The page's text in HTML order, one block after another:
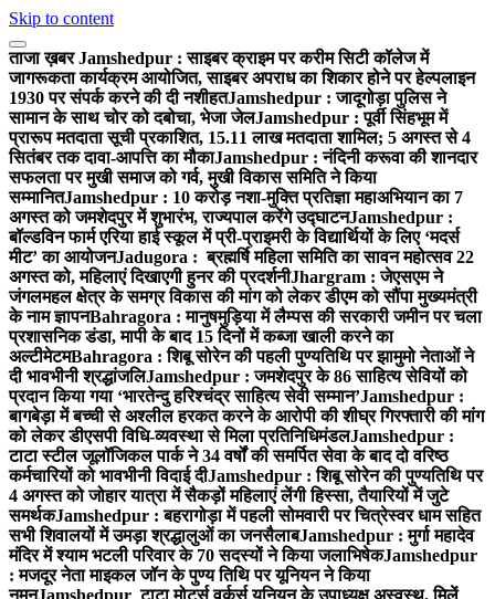
Skip to content
ताजा ख़बरJamshedpur : साइबर क्राइम पर करीम सिटी कॉलेज में
जागरूकता कार्यक्रम आयोजित, साइबर अपराध का शिकार होने पर हेल्पलाइन
1930 पर संपर्क करने की दी नशीहतJamshedpur : जादूगोड़ा पुलिस ने
सामान के साथ चोर को दबोचा, भेजा जेलJamshedpur : पूर्वी सिंहभूम में
प्रारूप मतदाता सूची प्रकाशित, 15.11 लाख मतदाता शामिल; 5 अगस्त से 4
सितंबर तक दावा-आपत्ति का मौकाJamshedpur : नंदिनी करूवा की शानदार
सफलता पर मुखी समाज को गर्व, मुखी विकास समिति ने किया
सम्मानितJamshedpur : 10 करोड़ नशा-मुक्ति प्रतिज्ञा महाअभियान का 7
अगस्त को जमशेदपुर में शुभारंभ, राज्यपाल करेंगे उद्घाटनJamshedpur :
बॉल्डविन फार्म एरिया हाई स्कूल में प्री-प्राइमरी के विद्यार्थियों के लिए ‘मदर्स
मीट’ का आयोजनJadugora : ब्रह्मर्षि महिला समिति का सावन महोत्सव 22
अगस्त को, महिलाएं दिखाएगी हुनर की प्रदर्शनीJhargram : जेएसएम ने
जंगलमहल क्षेत्र के समग्र विकास की मांग को लेकर डीएम को सौंपा मुख्यमंत्री
के नाम ज्ञापनBahragora : मानुषमुड़िया में लैम्पस की सरकारी जमीन पर चला
प्रशासनिक डंडा, मापी के बाद 15 दिनों में कब्जा खाली करने का
अल्टीमेटमBahragora : शिबू सोरेन की पहली पुण्यतिथि पर झामुमो नेताओं ने
दी भावभीनी श्रद्धांजलिJamshedpur : जमशेदपुर के 86 साहित्य सेवियों को
प्रदान किया गया ‘भारतेन्दु हरिश्चंद्र साहित्य सेवी सम्मान’Jamshedpur :
बागबेड़ा में बच्ची से अश्लील हरकत करने के आरोपी की शीघ्र गिरफ्तारी की मांग
को लेकर डीएसपी विधि-व्यवस्था से मिला प्रतिनिधिमंडलJamshedpur :
टाटा स्टील जूलॉजिकल पार्क ने 34 वर्षों की समर्पित सेवा के बाद दो वरिष्ठ
कर्मचारियों को भावभीनी विदाई दीJamshedpur : शिबू सोरेन की पुण्यतिथि पर
4 अगस्त को जोहार यात्रा में सैकड़ों महिलाएं लेंगी हिस्सा, तैयारियों में जुटे
समर्थकJamshedpur : बहरागोड़ा में पहली सोमवारी पर चित्रेस्वर धाम सहित
सभी शिवालयों में उमड़ा श्रद्धालुओं का जनसैलाबJamshedpur : मुर्गा महादेव
मंदिर में श्याम भटली परिवार के 70 सदस्यों ने किया जलाभिषेकJamshedpur
: मजदूर नेता माइकल जॉन के पुण्य तिथि पर यूनियन ने किया
नमनJamshedpur टाटा मोटर्स वर्कर्स यूनियन के उपाध्यक्ष अस्वस्थ, मिलें